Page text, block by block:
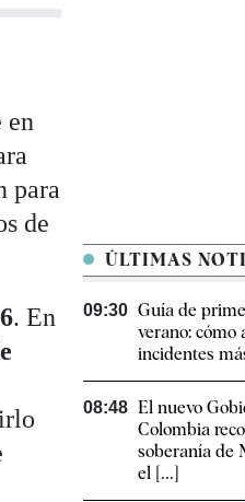
en
para
de
. En
ÚLTIMAS
09:30 Guía de
verano: cómo
incidentes
08:48 El nuevo
Colombia
soberanía de
el [...]